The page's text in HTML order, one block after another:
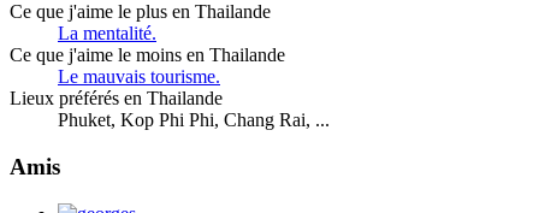
Ce que j'aime le plus en Thailande
La mentalité.
Ce que j'aime le moins en Thailande
Le mauvais tourisme.
Lieux préférés en Thailande
Phuket, Kop Phi Phi, Chang Rai, ...
Amis